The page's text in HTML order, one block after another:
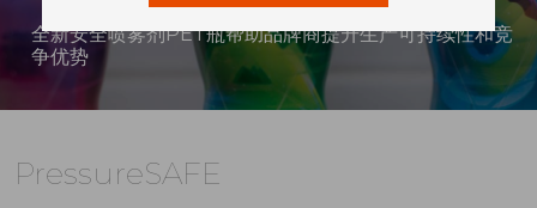
全新安全喷雾剂PET瓶帮助品牌商提升生产可持续性和竞
争优势
PressureSAFE